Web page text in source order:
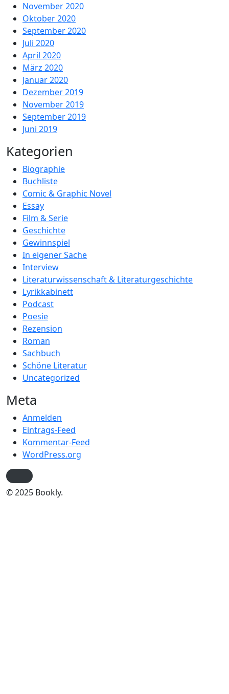
November 2020
Oktober 2020
September 2020
Juli 2020
April 2020
März 2020
Januar 2020
Dezember 2019
November 2019
September 2019
Juni 2019
Kategorien
Biographie
Buchliste
Comic & Graphic Novel
Essay
Film & Serie
Geschichte
Gewinnspiel
In eigener Sache
Interview
Literaturwissenschaft & Literaturgeschichte
Lyrikkabinett
Podcast
Poesie
Rezension
Roman
Sachbuch
Schöne Literatur
Uncategorized
Meta
Anmelden
Eintrags-Feed
Kommentar-Feed
WordPress.org
© 2025 Bookly.